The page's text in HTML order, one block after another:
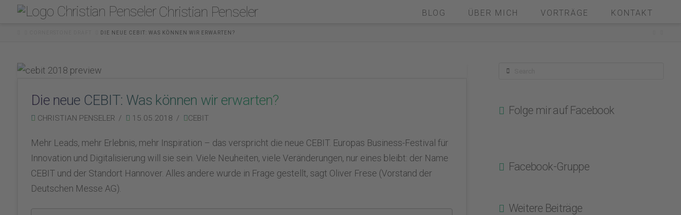
Christian Penseler BLOG ÜBER MICH VORTRÄGE KONTAKT
DIE NEUE CEBIT: WAS KÖNNEN WIR ERWARTEN?
Die neue CEBIT: Was können wir erwarten?
CHRISTIAN PENSELER 15.05.2018 CEBIT
Mehr Leads, mehr Erlebnis, mehr Inspiration – das verspricht die neue CEBIT. Europas Business-Festival für
Innovation und Digitalisierung will sie sein. Viele Neuheiten, viele Veränderungen, nur eines bleibt: der Name
CEBIT und der Standort Hannover. Alles andere wurde in Frage gestellt, sagt Oliver Frese (Vorstand der
Deutschen Messe AG).
Search
Folge mir auf Facebook
Facebook-Gruppe
Weitere Beiträge